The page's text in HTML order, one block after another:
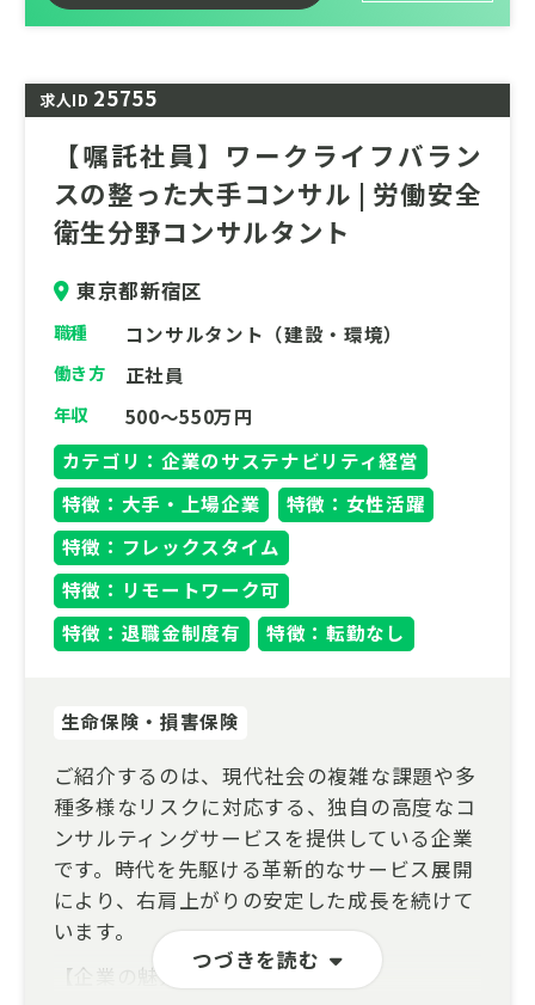
ERMとサステナビリティの統合といった最先
スの仕組みそのものを創り出す「ソリューシ
机上の空論ではない「現場での実効性」への
徹底したこだわり、長年の膨大な支援実績か
ら導き出した独自の支援メソッドを武器に、
ィ、そしてESG対応まで、企業のレジリエン
スを根本から強化する唯一無二のパートナー
として強固な信頼を得ています。
求人ID 25755
【嘱託社員】ワークライフバラン
スの整った大手コンサル | 労働安全
衛生分野コンサルタント
東京都新宿区
職種 コンサルタント（建設・環境）
働き方 正社員
年収
500～550万円
カテゴリ：企業のサステナビリティ経営
特徴：大手・上場企業
特徴：女性活躍
特徴：フレックスタイム
特徴：リモートワーク可
特徴：退職金制度有
特徴：転勤なし
つづきを読む
生命保険・損害保険
ご紹介するのは、現代社会の複雑な課題や多
種多様なリスクに対応する、独自の高度なコ
ンサルティングサービスを提供している企業
です。時代を先駆ける革新的なサービス展開
により、右肩上がりの安定した成長を続けて
います。
【企業の魅力】